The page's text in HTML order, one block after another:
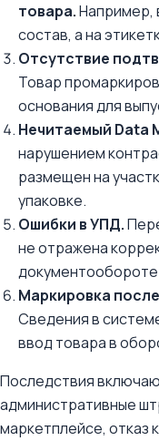
товара.Например,
состав, а на
Отсутствие
Товар
основания для
Нечитаемый Data
нарушением
размещен на
упаковке.
Ошибки в УПД.
не отражена
Маркировка
Сведения в
ввод товара в
Последствия
административные
маркетплейсе, отказ